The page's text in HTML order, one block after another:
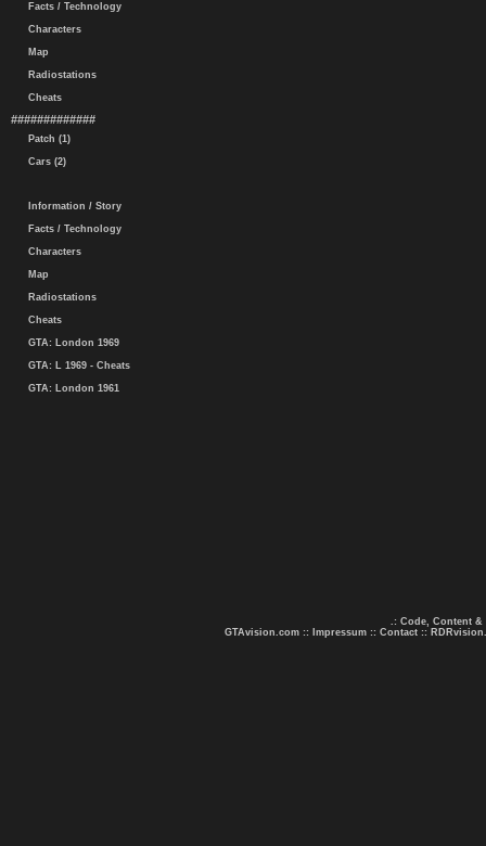
Facts / Technology
Characters
Map
Radiostations
Cheats
#############
Patch (1)
Cars (2)
Information / Story
Facts / Technology
Characters
Map
Radiostations
Cheats
GTA: London 1969
GTA: L 1969 - Cheats
GTA: London 1961
.: Code, Content &
GTAvision.com :: Impressum :: Contact ::